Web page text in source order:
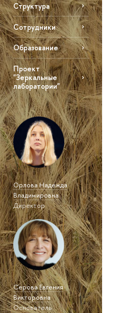
Структура
Сотрудники
Образование
Проект
"Зеркальные
лаборатории"
Орлова Надежда
Владимировна
Директор
Серова Евгения
Викторовна
Основатель